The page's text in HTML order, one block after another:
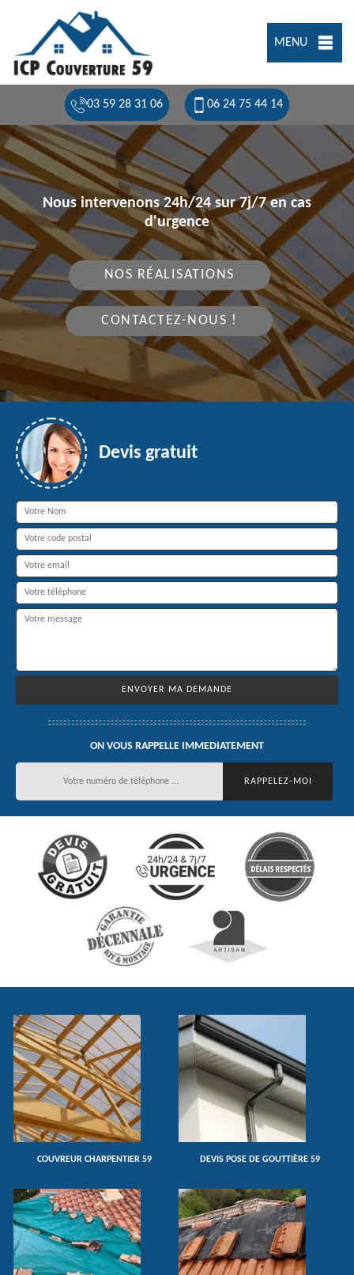
MENU
03 59 28 31 06 06 24 75 44 14
Nous intervenons 24h/24 sur 7j/7 en cas
d'urgence
NOS RÉALISATIONS
CONTACTEZ-NOUS !
Devis gratuit
ON VOUS RAPPELLE IMMEDIATEMENT
COUVREUR CHARPENTIER 59 DEVIS POSE DE GOUTTIÈRE 59